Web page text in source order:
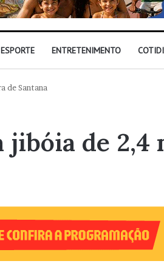
ESPORTE ENTRETENIMENTO
de Santana
de 2,4